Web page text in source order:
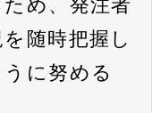
め、発注者
随時把握し
に努める